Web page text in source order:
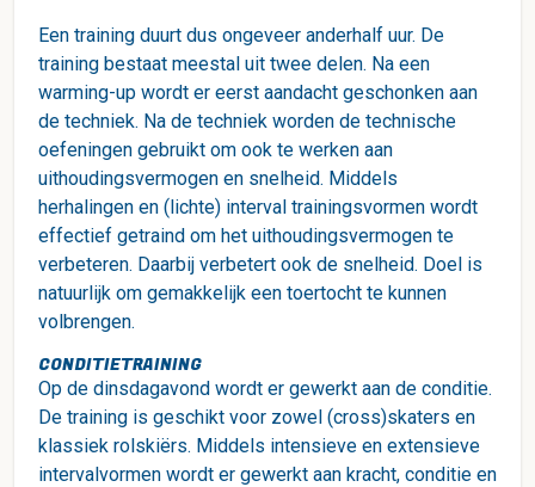
Een training duurt dus ongeveer anderhalf uur. De
training bestaat meestal uit twee delen. Na een
warming-up wordt er eerst aandacht geschonken aan
de techniek. Na de techniek worden de technische
oefeningen gebruikt om ook te werken aan
uithoudingsvermogen en snelheid. Middels
herhalingen en (lichte) interval trainingsvormen wordt
effectief getraind om het uithoudingsvermogen te
verbeteren. Daarbij verbetert ook de snelheid. Doel is
natuurlijk om gemakkelijk een toertocht te kunnen
volbrengen.
CONDITIETRAINING
Op de dinsdagavond wordt er gewerkt aan de conditie.
De training is geschikt voor zowel (cross)skaters en
klassiek rolskiërs. Middels intensieve en extensieve
intervalvormen wordt er gewerkt aan kracht, conditie en